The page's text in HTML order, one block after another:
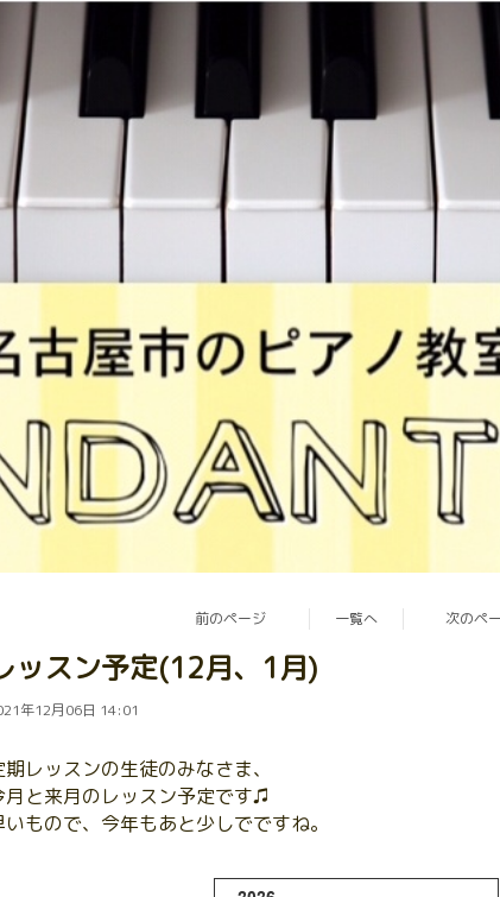
前のページ 一覧へ 次のペ
ッスン予定(12月、1月)
年12月06日 14:01
期レッスンの生徒のみなさま、
月と来月のレッスン予定です♫
いもので、今年もあと少しでですね。